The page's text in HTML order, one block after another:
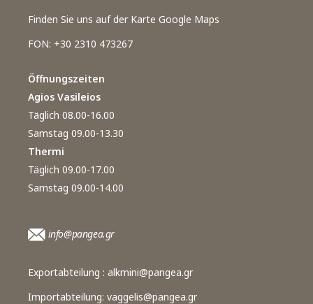
Finden Sie uns auf der Karte Google Maps
FON: +30 2310 473267
Öffnungszeiten
Agios Vasileios
Täglich 08.00-16.00
Samstag 09.00-13.30
Thermi
Täglich 09.00-17.00
Samstag 09.00-14.00
info@pangea.gr
Exportabteilung : alkmini@pangea.gr
Importabteilung: vaggelis@pangea.gr